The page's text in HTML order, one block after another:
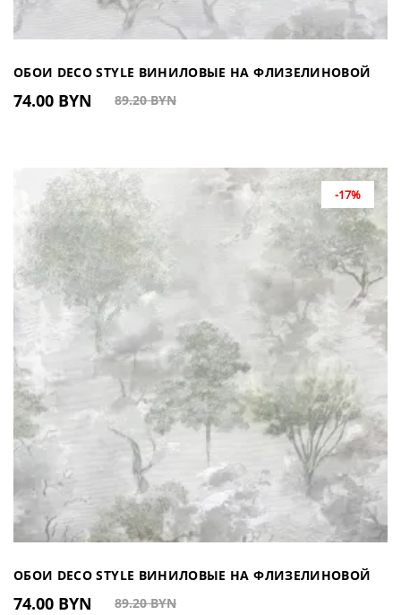
ОБОИ DECO STYLE ВИНИЛОВЫЕ НА ФЛИЗЕЛИНОВОЙ
ОСНОВЕ DJ601101 (КИТАЙ)
74.00 BYN 89.20 BYN
-17%
ОБОИ DECO STYLE ВИНИЛОВЫЕ НА ФЛИЗЕЛИНОВОЙ
ОСНОВЕ DJ601104 (КИТАЙ)
74.00 BYN 89.20 BYN